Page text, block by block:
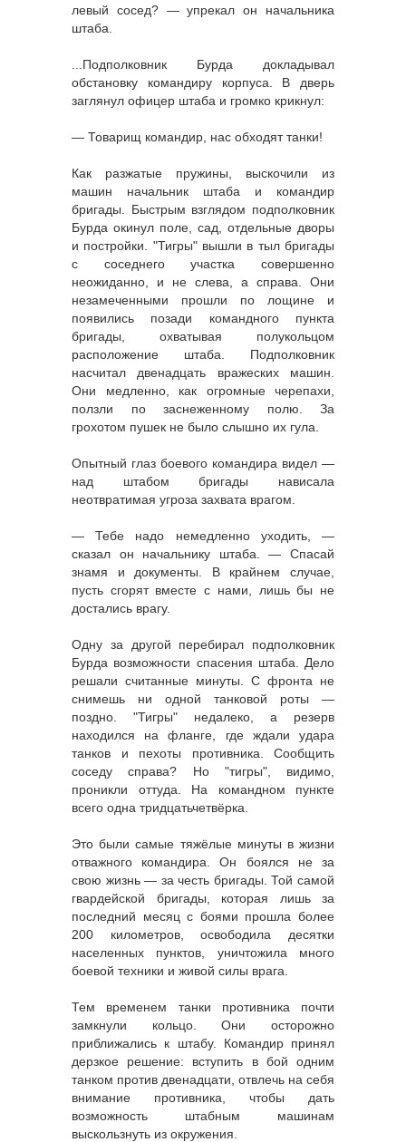
левый сосед? — упрекал он начальника
штаба.
...Подполковник Бурда докладывал
обстановку командиру корпуса. В дверь
заглянул офицер штаба и громко крикнул:
— Товарищ командир, нас обходят танки!
Как разжатые пружины, выскочили из
машин начальник штаба и командир
бригады. Быстрым взглядом подполковник
Бурда окинул поле, сад, отдельные дворы
и постройки. "Тигры" вышли в тыл бригады
с соседнего участка совершенно
неожиданно, и не слева, а справа. Они
незамеченными прошли по лощине и
появились позади командного пункта
бригады, охватывая полукольцом
расположение штаба. Подполковник
насчитал двенадцать вражеских машин.
Они медленно, как огромные черепахи,
ползли по заснеженному полю. За
грохотом пушек не было слышно их гула.
Опытный глаз боевого командира видел —
над штабом бригады нависала
неотвратимая угроза захвата врагом.
— Тебе надо немедленно уходить, —
сказал он начальнику штаба. — Спасай
знамя и документы. В крайнем случае,
пусть сгорят вместе с нами, лишь бы не
достались врагу.
Одну за другой перебирал подполковник
Бурда возможности спасения штаба. Дело
решали считанные минуты. С фронта не
снимешь ни одной танковой роты —
поздно. "Тигры" недалеко, а резерв
находился на фланге, где ждали удара
танков и пехоты противника. Сообщить
соседу справа? Но "тигры", видимо,
проникли оттуда. На командном пункте
всего одна тридцатьчетвёрка.
Это были самые тяжёлые минуты в жизни
отважного командира. Он боялся не за
свою жизнь — за честь бригады. Той самой
гвардейской бригады, которая лишь за
последний месяц с боями прошла более
200 километров, освободила десятки
населенных пунктов, уничтожила много
боевой техники и живой силы врага.
Тем временем танки противника почти
замкнули кольцо. Они осторожно
приближались к штабу. Командир принял
дерзкое решение: вступить в бой одним
танком против двенадцати, отвлечь на себя
внимание противника, чтобы дать
возможность штабным машинам
выскользнуть из окружения.